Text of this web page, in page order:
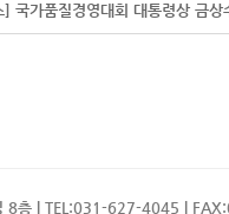
] 국가품질경영대회 대통령상 금
8층 | TEL:031-627-4045 |